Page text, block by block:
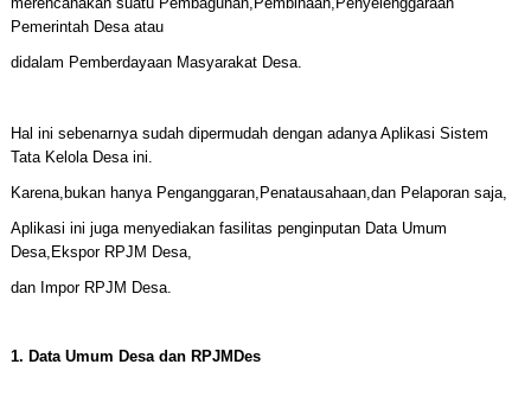
Pemerintah Desa atau
didalam Pemberdayaan Masyarakat Desa.
Hal ini sebenarnya sudah dipermudah dengan adanya Aplikasi Sistem
Tata Kelola Desa ini.
Karena,bukan hanya Penganggaran,Penatausahaan,dan Pelaporan saja,
Aplikasi ini juga menyediakan fasilitas penginputan Data Umum
Desa,Ekspor RPJM Desa,
dan Impor RPJM Desa.
1. Data Umum Desa dan RPJMDes